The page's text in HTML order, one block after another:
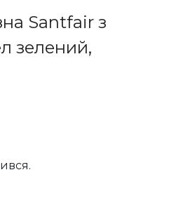
Santfair з
зелений,